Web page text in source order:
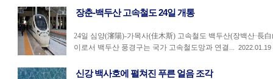
장춘-백두산 고속철도 24일 개통
24일 심양(瀋陽)-가목사(佳木斯) 고속철도 백두산(장백산·長
이로서 백두산 풍경구는 국가 고속철도망과 연결... 2022.01.19
신강 백사호에 펼쳐진 푸른 얼음 조각